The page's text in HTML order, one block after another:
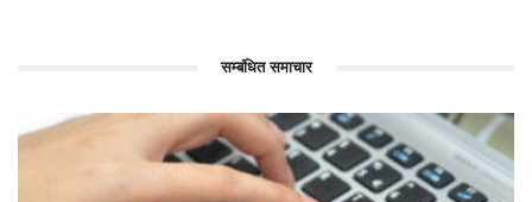
सम्बंधित समाचार